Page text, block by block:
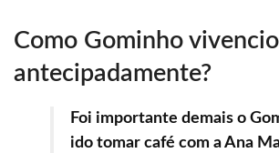
Como Gominho
antecipadamente?
Foi importante demais o
ido tomar café com a Ana